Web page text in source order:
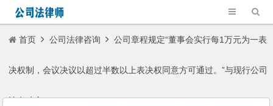
首页 公司法律咨询 公司章程规定“董事会实行每1万元为一表
决权制，会议决议以超过半数以上表决权同意方可通过。”与现行公司
法有冲突？